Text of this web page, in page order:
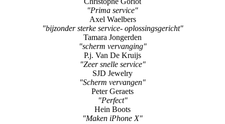
Tamara Jongerden
"scherm vervanging"
P.j. Van De Kruijs
"Zeer snelle service"
SJD Jewelry
"Scherm vervangen"
Peter Geraets
"Perfect"
Hein Boots
"Maken iPhone X"
Tim Theunissen
"nieuwe batterij iphone 5S"
Peter Wijnands